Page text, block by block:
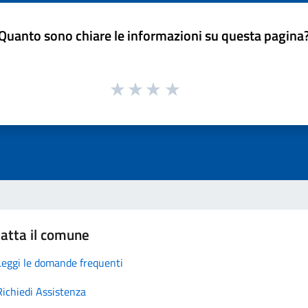
sono chiare le informazioni su questa
il comune
le domande frequenti
Assistenza